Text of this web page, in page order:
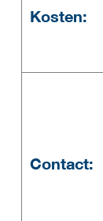
Kosten:
Contact: